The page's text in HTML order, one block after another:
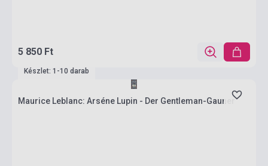
5 850 Ft
Készlet: 1-10 darab
Maurice Leblanc: Arséne Lupin - Der Gentleman-Gauner